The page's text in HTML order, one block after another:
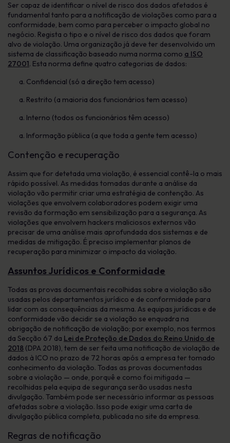
Ser capaz de identificar o nível de risco dos dados afetados é
fundamental tanto para a notificação de violações como para a
conformidade, bem como para perceber o impacto global no
negócio. Regista o tipo e o nível de risco dos dados que foram
alvo de violação. Uma organização já deve ter desenvolvido um
sistema de classificação baseado numa norma como a ISO
27001. Esta norma define quatro categorias de dados:
Confidencial (só a direção tem acesso)
Restrito (a maioria dos funcionários tem acesso)
Interno (todos os funcionários têm acesso)
Informação pública (a que toda a gente tem acesso)
Contenção e recuperação
Assim que for detetada uma violação, é essencial contê-la o mais
rápido possível. As medidas tomadas durante a análise da
violação vão permitir criar uma estratégia de contenção. As
violações que envolvem colaboradores podem exigir uma
revisão da formação em sensibilização para a segurança. As
violações que envolvem hackers maliciosos externos vão
precisar de uma análise mais aprofundada dos sistemas e de
medidas de mitigação. É preciso implementar planos de
recuperação para minimizar o impacto da violação.
Assuntos Jurídicos e Conformidade
Todas as provas documentais recolhidas sobre a violação são
usadas pelos departamentos jurídico e de conformidade para
lidar com as consequências da mesma. As equipas jurídicas e de
conformidade vão decidir se a violação se enquadra na
obrigação de notificação de violação; por exemplo, nos termos
da Secção 67 da Lei de Proteção de Dados do Reino Unido de
2018 (DPA 2018), tem de ser feita uma notificação de violação de
dados à ICO no prazo de 72 horas após a empresa ter tomado
conhecimento da violação. Todas as provas documentadas
sobre a violação — onde, porquê e como foi mitigada —
recolhidas pela equipa de segurança serão usadas nesta
divulgação. Também pode ser necessário informar as pessoas
afetadas sobre a violação. Isso pode exigir uma carta de
divulgação pública completa, publicada no site da empresa.
Regras de notificação